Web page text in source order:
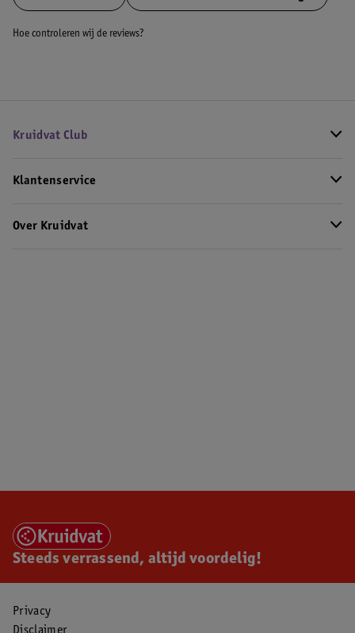
Hoe controleren wij de reviews?
Kruidvat Club
Klantenservice
Over Kruidvat
Steeds verrassend, altijd voordelig!
Privacy